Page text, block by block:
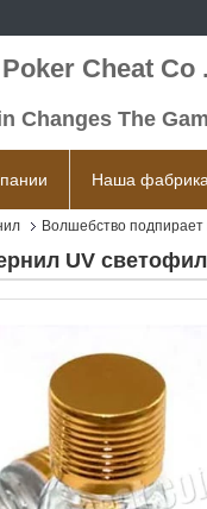
Cheat Co
Changes The
Наша фабрика
Волшебство
UV